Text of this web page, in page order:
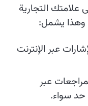
علامتك التجارية
وهذا يشمل:
عبر الإنترنت
عبر
حد سواء.